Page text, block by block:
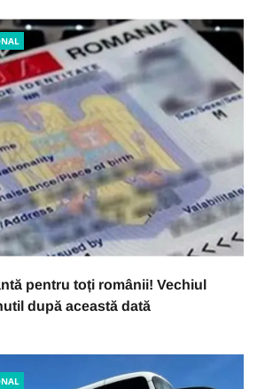
pentru toți românii! Vechiul
după această dată